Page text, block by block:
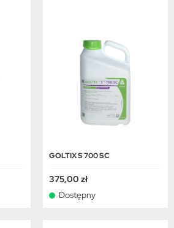
GOLTIX S 700 SC
375,00 zł
Dostępny